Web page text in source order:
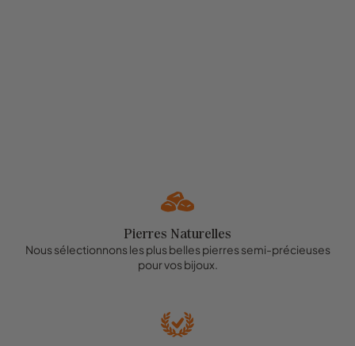
Pierres Naturelles
Nous sélectionnons les plus belles pierres semi-précieuses
pour vos bijoux.